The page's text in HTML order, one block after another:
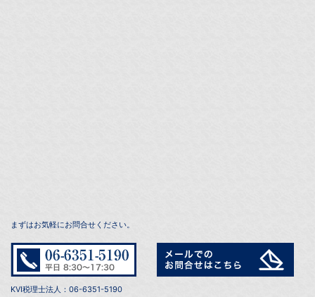
まずはお気軽にお問合せください。
KVI税理士法人：06-6351-5190